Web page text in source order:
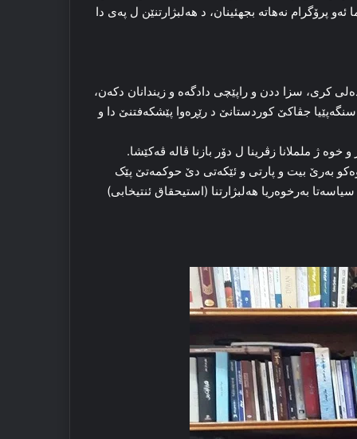
پرۆگرام نەهاتە بجهئینان، د هەلبژارتنێن ل پەی دا
کری، سزا ددن و راپێچی دادگەه و زیندانان دکەن،
جڤاکێ کوردستانێ د رێڕەوا پێشکەفتنێ دا و
ژ ململانا زڤرینا ل دۆر بازنا ڤالە ڤەکێشا.
بەرێ بیت و پارتی و ئێکەتی دێ حوکمەتێ پێک
بەرخوەریا هەلبژارتنا (استیحقاق ئنتیخابی)